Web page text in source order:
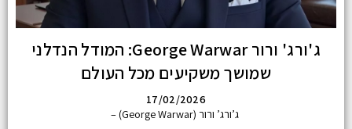
ג'ורג' ורור George Warwar: המודל הנדלני
שמושך משקיעים מכל העולם
17/02/2026
ג’ורג’ ורור (George Warwar) –